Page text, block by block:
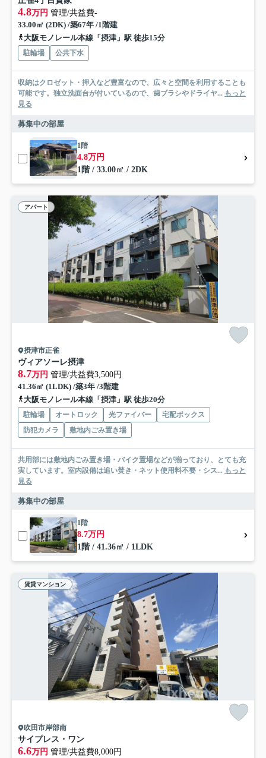
4.8万円 管理/共益費-
33.00㎡ (2DK) /築67年 /1階建
大阪モノレール本線「摂津」駅 徒歩15分
駐輪場 公共下水
収納はクロゼット・押入など豊富なので、広々と空間を利用することも
可能です。独立洗面台が付いているので、歯ブラシやドライヤ... もっと
見る
募集中の部屋
1階
4.8万円
1階 / 33.00㎡ / 2DK
アパート
摂津市正雀
ヴィアソーレ摂津
8.7万円 管理/共益費3,500円
41.36㎡ (1LDK) /築3年 /3階建
大阪モノレール本線「摂津」駅 徒歩20分
駐輪場 オートロック 光ファイバー
宅配ボックス
防犯カメラ
敷地内ごみ置き場
共用部には敷地内ごみ置き場・バイク置場などが揃っており、とても充
実しています。室内設備は追い焚き・ネット使用料不要・シス... もっと
見る
募集中の部屋
1階
8.7万円
1階 / 41.36㎡ / 1LDK
賃貸マンション
吹田市岸部南
サイプレス・ワン
6.6万円 管理/共益費8,000円